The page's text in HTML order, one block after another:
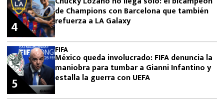
de Champions con Barcelona que también
refuerza a LA Galaxy
4
FIFA
México queda involucrado: FIFA denuncia la
maniobra para tumbar a Gianni Infantino y
estalla la guerra con UEFA
5